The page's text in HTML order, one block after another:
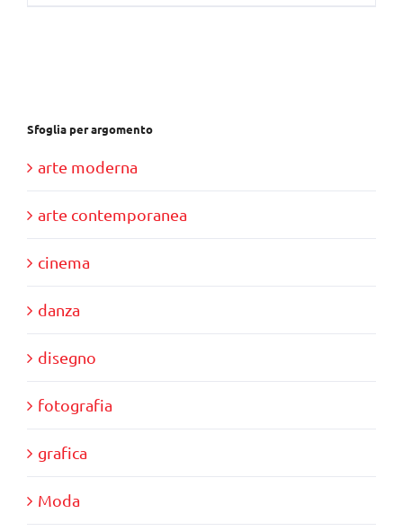
Sfoglia per argomento
arte moderna
arte contemporanea
cinema
danza
disegno
fotografia
grafica
Moda